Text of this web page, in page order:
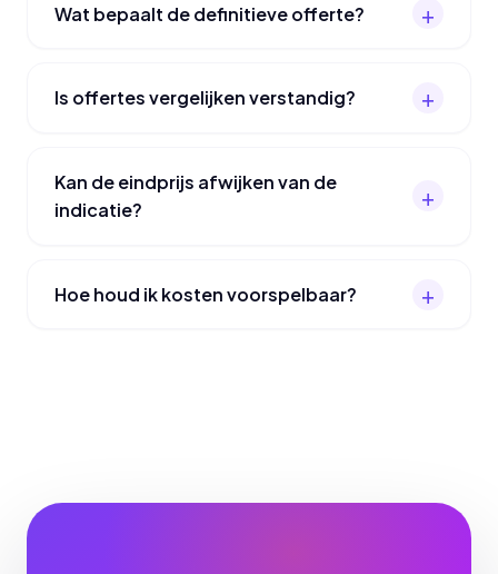
Wat bepaalt de definitieve offerte?
Is offertes vergelijken verstandig?
Kan de eindprijs afwijken van de
indicatie?
Hoe houd ik kosten voorspelbaar?